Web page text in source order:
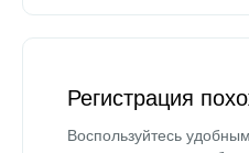
Регистрация
Воспользуйтесь